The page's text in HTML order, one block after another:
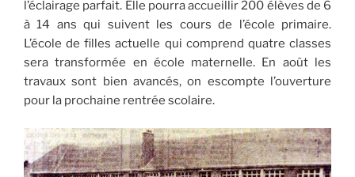
l’éclairage parfait. Elle pourra accueillir 200 élèves de 6
à 14 ans qui suivent les cours de l’école primaire.
L’école de filles actuelle qui comprend quatre classes
sera transformée en école maternelle. En août les
travaux sont bien avancés, on escompte l’ouverture
pour la prochaine rentrée scolaire.